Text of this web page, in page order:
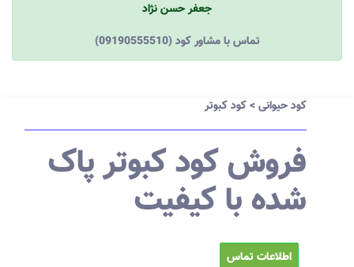
جعفر حسن نژاد
(09190555510) تماس با مشاور کود
کود حیوانی>کود کبوتر
فروش کود کبوتر پاک
شده با کیفیت
اطلاعات تماس